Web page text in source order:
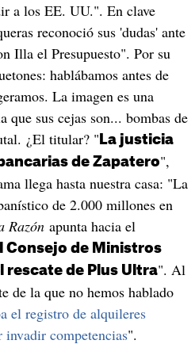
a los EE. UU.". En clave
reconoció sus 'dudas' ante
Illa el Presupuesto". Por su
hablábamos antes de
La imagen es una
que sus cejas son... bombas de
¿El titular? " La justicia
de Zapatero",
llega hasta nuestra casa: "La
de 2.000 millones en
Razón apunta hacia el
Consejo de Ministros
rescate de Plus Ultra". Al
de la que no hemos hablado
el registro de alquileres
competencias".